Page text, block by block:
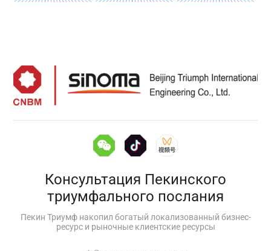
Консультация Пекинского
триумфального послания
Пекин Триумф накопил богатый локализованный бизнес-
ресурс и рыночные клиентские ресурсы